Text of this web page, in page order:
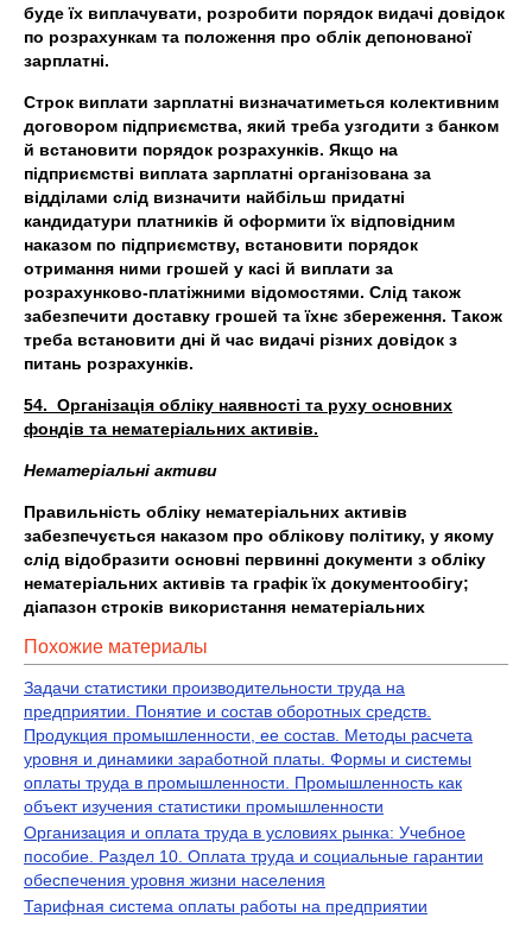
буде їх виплачувати, розробити порядок видачі довідок
по розрахункам та положення про облік депонованої
зарплатні.
Строк виплати зарплатні визначатиметься колективним
договором підприємства, який треба узгодити з банком
й встановити порядок розрахунків. Якщо на
підприємстві виплата зарплатні організована за
відділами слід визначити найбільш придатні
кандидатури платників й оформити їх відповідним
наказом по підприємству, встановити порядок
отримання ними грошей у касі й виплати за
розрахунково-платіжними відомостями. Слід також
забезпечити доставку грошей та їхнє збереження. Також
треба встановити дні й час видачі різних довідок з
питань розрахунків.
54. Організація обліку наявності та руху основних
фондів та нематеріальних активів.
Нематеріальні активи
Правильність обліку нематеріальних активів
забезпечується наказом про облікову політику, у якому
слід відобразити основні первинні документи з обліку
нематеріальних активів та графік їх документообігу;
діапазон строків використання нематеріальних
Похожие материалы
Задачи статистики производительности труда на
предприятии. Понятие и состав оборотных средств.
Продукция промышленности, ее состав. Методы расчета
уровня и динамики заработной платы. Формы и системы
оплаты труда в промышленности. Промышленность как
объект изучения статистики промышленности
Организация и оплата труда в условиях рынка: Учебное
пособие. Раздел 10. Оплата труда и социальные гарантии
обеспечения уровня жизни населения
Тарифная система оплаты работы на предприятии